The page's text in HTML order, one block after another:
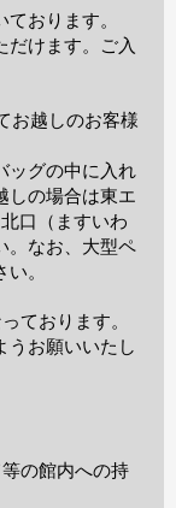
おります。
だけます。ご入
お越しのお客様
ッグの中に入れ
しの場合は東エ
口（ますいわ
なお、大型ペ
。
ております。
うお願いいたし
の館内への持